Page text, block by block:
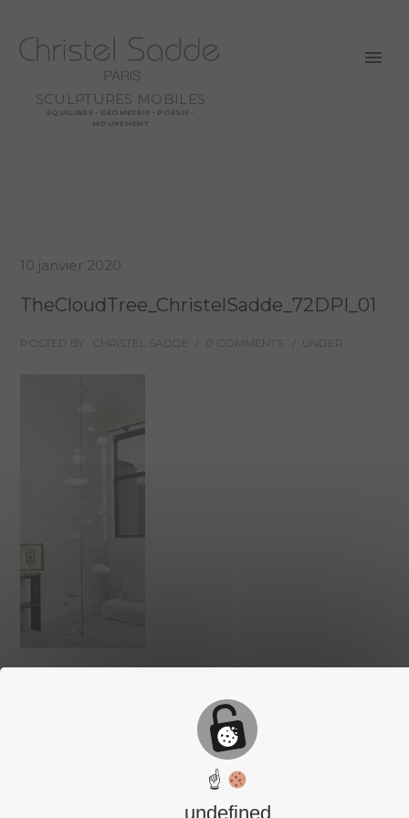
SCULPTURES MOBILES
ÉQUILIBRE - GÉOMÉTRIE - POÉSIE -
MOUVEMENT
10 janvier 2020
TheCloudTree_ChristelSadde_72DPI_01
POSTED BY : CHRISTEL SADDE 0 COMMENTS UNDER :
☝
undefined